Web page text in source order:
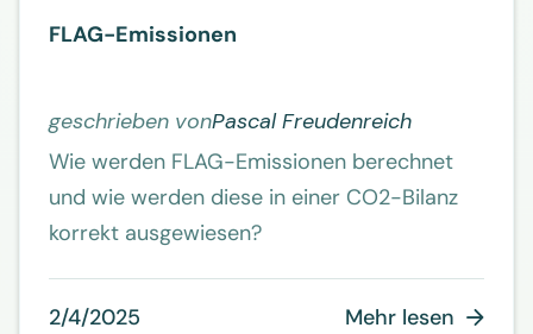
FLAG-Emissionen
geschrieben vonPascal Freudenreich
Wie werden FLAG-Emissionen berechnet
und wie werden diese in einer CO2-Bilanz
korrekt ausgewiesen?
2/4/2025 Mehr lesen 